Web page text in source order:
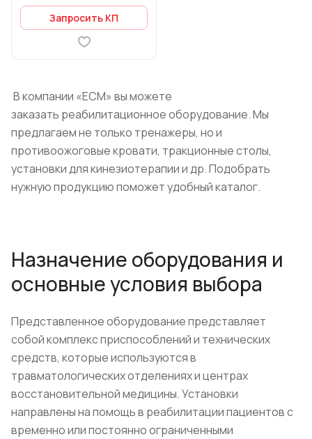
Запросить КП
В компании «ЕСМ» вы можете
заказать реабилитационное оборудование. Мы
предлагаем не только тренажеры, но и
противоожоговые кровати, тракционные столы,
установки для кинезиотерапии и др. Подобрать
нужную продукцию поможет удобный каталог.
Назначение оборудования и
основные условия выбора
Представленное оборудование представляет
собой комплекс приспособлений и технических
средств, которые используются в
травматологических отделениях и центрах
восстановительной медицины. Установки
направлены на помощь в реабилитации пациентов с
временно или постоянно ограниченными